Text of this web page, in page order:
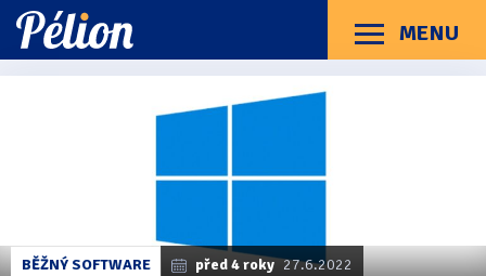
Přejít
na
štítky
Přejít
na
kategorie
Přejít
na
obsah
MENU
Menu
Kategorie článků
Braillské řádky (31)
BĚŽNÝ SOFTWARE před 4 roky 27.6.2022